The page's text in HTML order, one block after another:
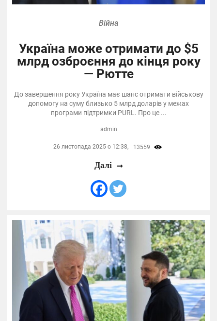
Війна
Україна може отримати до $5
млрд озброєння до кінця року
— Рютте
До завершення року Україна має шанс отримати військову
допомогу на суму близько 5 млрд доларів у межах
програми підтримки PURL. Про це ...
admin
26 листопада 2025 о 12:38, 13559
Далі